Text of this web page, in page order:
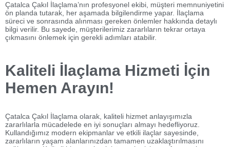
Çatalca Çakıl İlaçlama’nın profesyonel ekibi, müşteri memnuniyetini
ön planda tutarak, her aşamada bilgilendirme yapar. İlaçlama
süreci ve sonrasında alınması gereken önlemler hakkında detaylı
bilgi verilir. Bu sayede, müşterilerimiz zararlıların tekrar ortaya
çıkmasını önlemek için gerekli adımları atabilir.
Kaliteli İlaçlama Hizmeti İçin
Hemen Arayın!
Çatalca Çakıl İlaçlama olarak, kaliteli hizmet anlayışımızla
zararlılarla mücadelede en iyi sonuçları almayı hedefliyoruz.
Kullandığımız modern ekipmanlar ve etkili ilaçlar sayesinde,
zararlıların yaşam alanlarınızdan tamamen uzaklaştırılmasını